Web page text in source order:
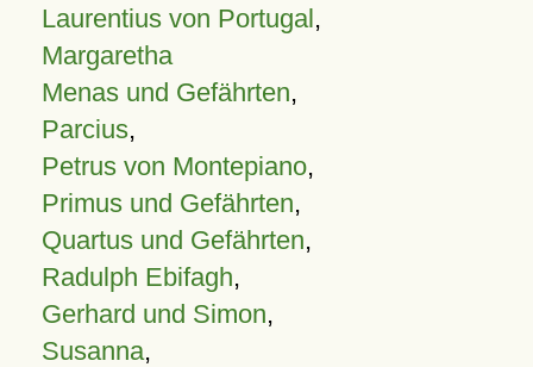
Laurentius von Portugal,
Margaretha
Menas und Gefährten,
Parcius,
Petrus von Montepiano,
Primus und Gefährten,
Quartus und Gefährten,
Radulph Ebifagh,
Gerhard und Simon,
Susanna,